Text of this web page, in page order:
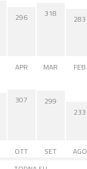
296
APR
318
MAR
283
FEB
307
OTT
299
SET
233
AGO